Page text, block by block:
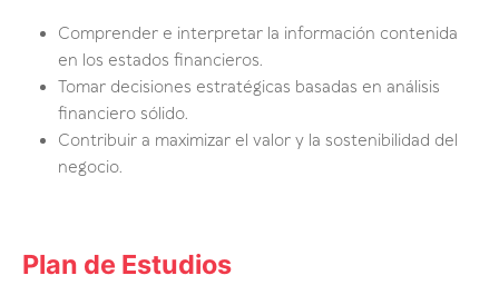
Comprender e interpretar la información contenida
en los estados financieros.
Tomar decisiones estratégicas basadas en análisis
financiero sólido.
Contribuir a maximizar el valor y la sostenibilidad del
negocio.
Plan de Estudios